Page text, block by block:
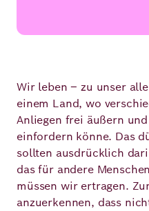
Wir leben – zu unser
einem Land, wo
Anliegen frei äußern
einfordern könne. Das
sollten ausdrücklich
das für andere
müssen wir ertragen.
anzuerkennen, dass